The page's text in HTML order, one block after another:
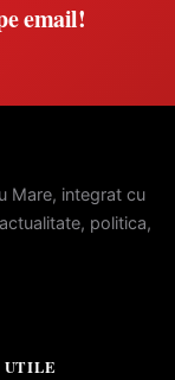
email!
Mare, integrat cu
politica,
UTILE